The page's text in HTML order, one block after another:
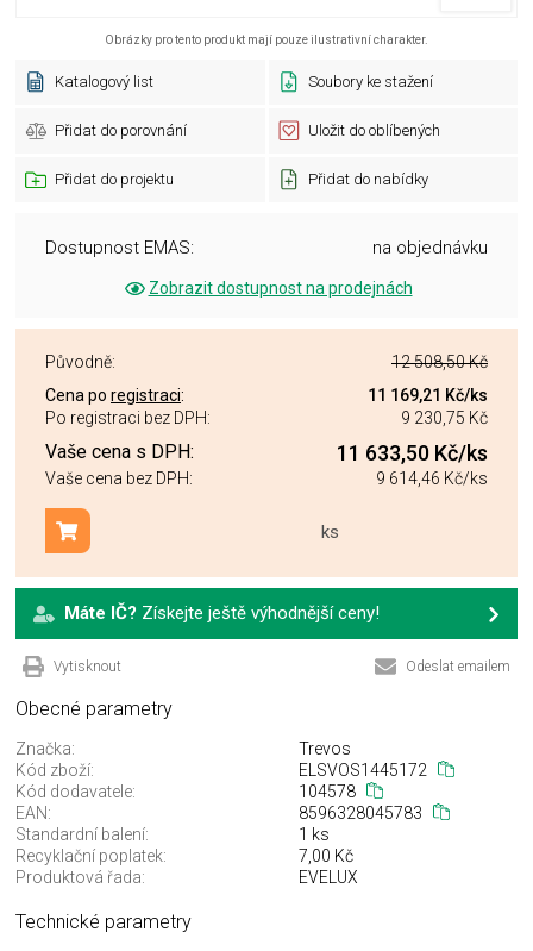
Obrázky pro tento produkt mají pouze ilustrativní charakter.
Katalogový list Soubory ke stažení
Přidat do porovnání Uložit do oblíbených
Přidat do projektu Přidat do nabídky
Dostupnost EMAS: na objednávku
Zobrazit dostupnost na prodejnách
Původně:
12 508,50 Kč
Cena po registraci: 11 169,21 Kč/ks
Po registraci bez DPH:
9 230,75 Kč
Vaše cena s DPH: 11 633,50 Kč/ks
Vaše cena bez DPH: 9 614,46 Kč/ks
ks
Přidat do košíku
Máte IČ? Získejte ještě výhodnější ceny!
Vytisknout Odeslat emailem
Obecné parametry
Značka:
Trevos
Kód zboží:
ELSVOS1445172
Kód dodavatele:
104578
EAN:
8596328045783
Standardní balení:
1 ks
Recyklační poplatek:
7,00 Kč
Produktová řada:
EVELUX
Technické parametry